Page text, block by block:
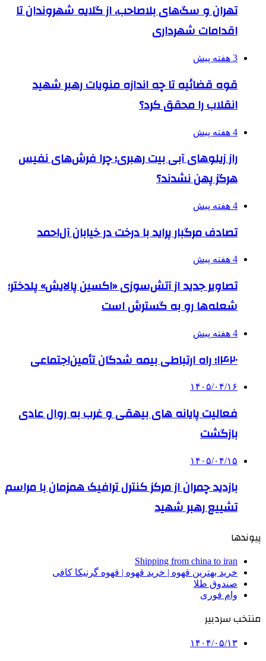
تهران و سگ‌های بلاصاحب، از گلایه شهروندان تا
اقدامات شهرداری
3 هفته پیش
قوه قضائیه تا چه اندازه منویات رهبر شهید
انقلاب را محقق کرد؟
4 هفته پیش
راز زیلوهای آبی بیت رهبری؛ چرا فرش‌های نفیس
هرگز پهن نشدند؟
4 هفته پیش
تصادف مرگبار پراید با درخت در خیابان آل‌احمد
4 هفته پیش
تصاویر جدید از آتش‌سوزی «اکسین پالایش» پلدختر؛
شعله‌ها رو به گسترش است
4 هفته پیش
۱۴۲۰؛ راه ارتباطی بیمه شدگان تأمین‌اجتماعی
۱۴۰۵/۰۴/۱۶
فعالیت پایانه های بیهقی و غرب به روال عادی
بازگشت
۱۴۰۵/۰۴/۱۵
بازدید چمران از مرکز کنترل ترافیک همزمان با مراسم
تشییع رهبر شهید
پیوندها
Shipping from china to iran
خرید بهترین قهوه | خرید قهوه | قهوه گرنیکا کافی
صندوق طلا
وام فوری
منتخب سردبیر
۱۴۰۴/۰۵/۱۳